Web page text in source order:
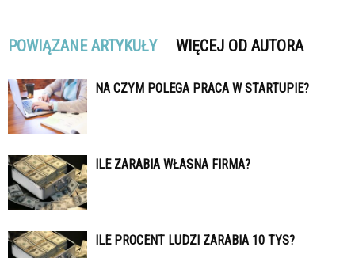
POWIĄZANE ARTYKUŁY WIĘCEJ OD AUTORA
NA CZYM POLEGA PRACA W STARTUPIE?
ILE ZARABIA WŁASNA FIRMA?
ILE PROCENT LUDZI ZARABIA 10 TYS?